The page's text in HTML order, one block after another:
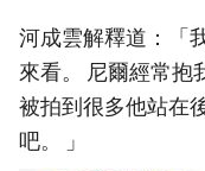
河成雲解釋道：「
來看。 尼爾經常抱
被拍到很多他站在
吧。 」